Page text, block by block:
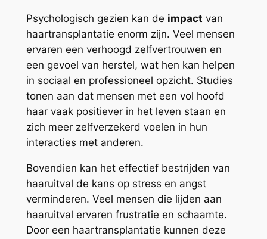
Psychologisch gezien kan de impact van
haartransplantatie enorm zijn. Veel mensen
ervaren een verhoogd zelfvertrouwen en
een gevoel van herstel, wat hen kan helpen
in sociaal en professioneel opzicht. Studies
tonen aan dat mensen met een vol hoofd
haar vaak positiever in het leven staan en
zich meer zelfverzekerd voelen in hun
interacties met anderen.
Bovendien kan het effectief bestrijden van
haaruitval de kans op stress en angst
verminderen. Veel mensen die lijden aan
haaruitval ervaren frustratie en schaamte.
Door een haartransplantatie kunnen deze